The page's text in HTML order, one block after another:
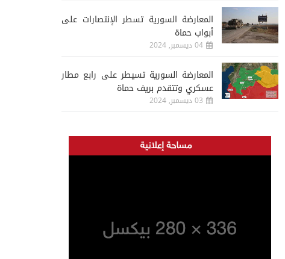
المعارضة السورية تسطر الإنتصارات على
أبواب حماة
04 ديسمبر, 2024
المعارضة السورية تسيطر على رابع مطار
عسكري وتتقدم بريف حماة
03 ديسمبر, 2024